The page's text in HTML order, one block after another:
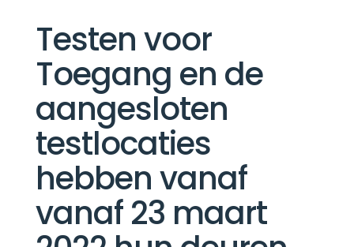
Testen voor
Toegang en de
aangesloten
testlocaties
hebben vanaf
vanaf 23 maart